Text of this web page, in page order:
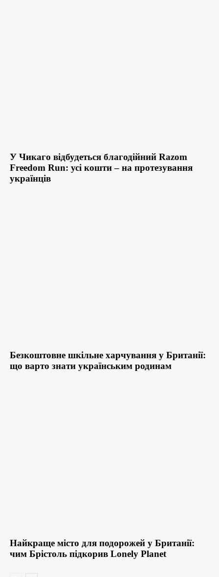
У Чикаго відбудеться благодійний Razom
Freedom Run: усі кошти – на протезування
українців
Безкоштовне шкільне харчування у Британії:
що варто знати українським родинам
Найкраще місто для подорожей у Британії:
чим Брістоль підкорив Lonely Planet